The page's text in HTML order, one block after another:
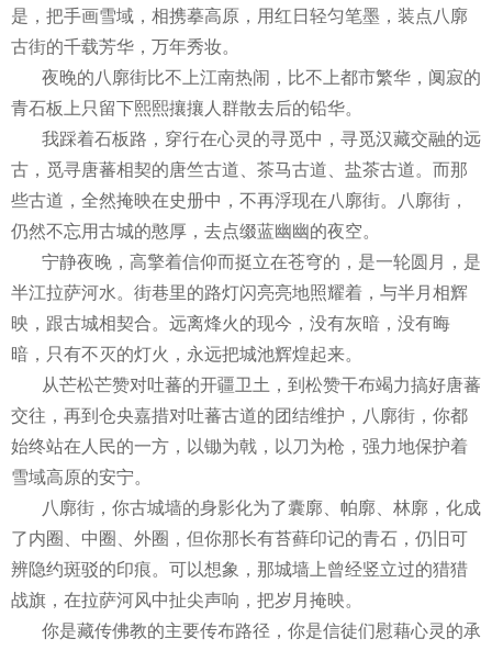
是，把手画雪域，相携摹高原，用红日轻匀笔墨，装点八廓
古街的千载芳华，万年秀妆。
夜晚的八廓街比不上江南热闹，比不上都市繁华，阒寂的
青石板上只留下熙熙攘攘人群散去后的铅华。
我踩着石板路，穿行在心灵的寻觅中，寻觅汉藏交融的远
古，觅寻唐蕃相契的唐竺古道、茶马古道、盐茶古道。而那
些古道，全然掩映在史册中，不再浮现在八廓街。八廓街，
仍然不忘用古城的憨厚，去点缀蓝幽幽的夜空。
宁静夜晚，高擎着信仰而挺立在苍穹的，是一轮圆月，是
半江拉萨河水。街巷里的路灯闪亮亮地照耀着，与半月相辉
映，跟古城相契合。远离烽火的现今，没有灰暗，没有晦
暗，只有不灭的灯火，永远把城池辉煌起来。
从芒松芒赞对吐蕃的开疆卫土，到松赞干布竭力搞好唐蕃
交往，再到仓央嘉措对吐蕃古道的团结维护，八廓街，你都
始终站在人民的一方，以锄为戟，以刀为枪，强力地保护着
雪域高原的安宁。
八廓街，你古城墙的身影化为了囊廓、帕廓、林廓，化成
了内圈、中圈、外圈，但你那长有苔藓印记的青石，仍旧可
辨隐约斑驳的印痕。可以想象，那城墙上曾经竖立过的猎猎
战旗，在拉萨河风中扯尖声响，把岁月掩映。
你是藏传佛教的主要传布路径，你是信徒们慰藉心灵的承